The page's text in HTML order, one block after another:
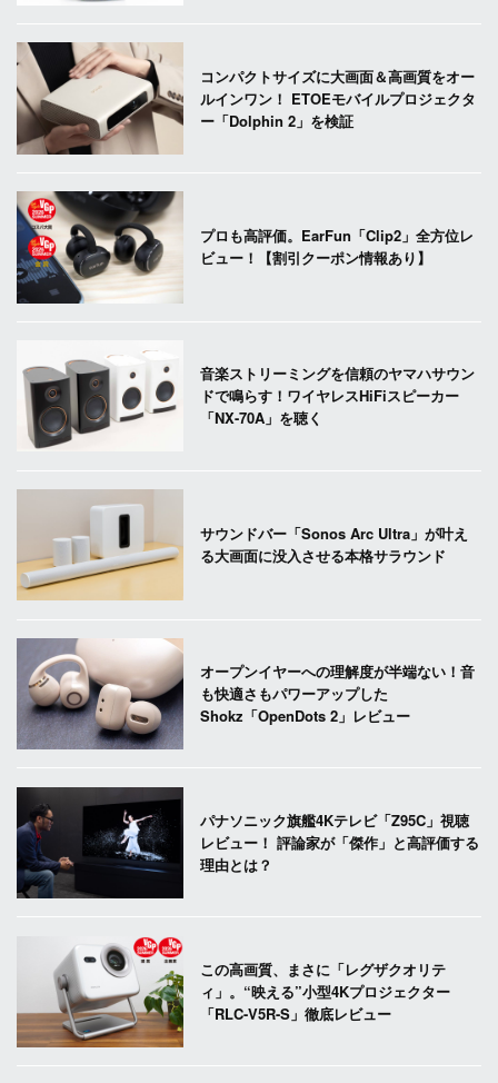
コンパクトサイズに大画面＆高画質をオー
ルインワン！ ETOEモバイルプロジェクタ
ー「Dolphin 2」を検証
プロも高評価。EarFun「Clip2」全方位レ
ビュー！【割引クーポン情報あり】
音楽ストリーミングを信頼のヤマハサウン
ドで鳴らす！ワイヤレスHiFiスピーカー
「NX-70A」を聴く
サウンドバー「Sonos Arc Ultra」が叶え
る大画面に没入させる本格サラウンド
オープンイヤーへの理解度が半端ない！音
も快適さもパワーアップした
Shokz「OpenDots 2」レビュー
パナソニック旗艦4Kテレビ「Z95C」視聴
レビュー！ 評論家が「傑作」と高評価する
理由とは？
この高画質、まさに「レグザクオリテ
ィ」。“映える”小型4Kプロジェクター
「RLC-V5R-S」徹底レビュー